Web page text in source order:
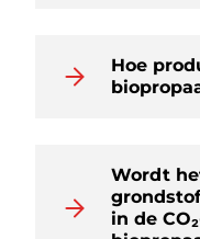
Hoe
Wordt
in de